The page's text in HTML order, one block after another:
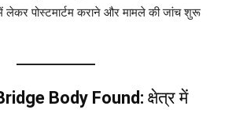
लेकर पोस्टमार्टम कराने और मामले की जांच शुरू
Body Found: क्षेत्र में